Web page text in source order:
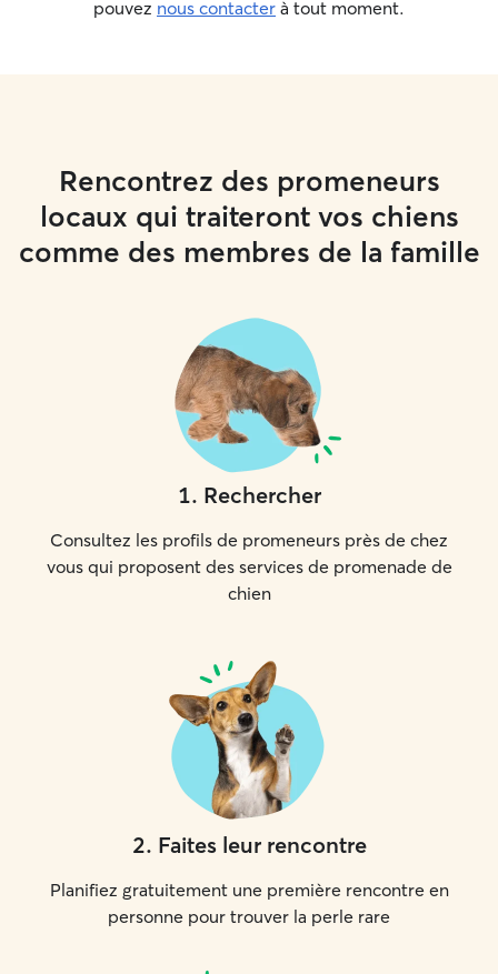
pouvez nous contacter à tout moment.
Rencontrez des promeneurs
locaux qui traiteront vos chiens
comme des membres de la famille
1. Rechercher
Consultez les profils de promeneurs près de chez
vous qui proposent des services de promenade de
chien
2. Faites leur rencontre
Planifiez gratuitement une première rencontre en
personne pour trouver la perle rare